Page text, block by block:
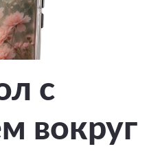
с
вокруг